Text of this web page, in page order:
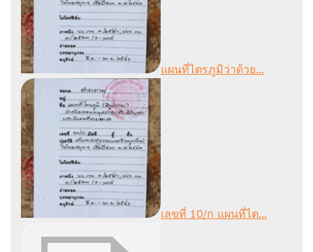
แผนที่ไตรภูมิว่าด้วย...
เลขที่ 10/ก แผนที่ไต...